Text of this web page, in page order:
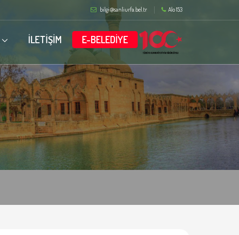
bilgi@sanliurfa.bel.tr Alo 153
İLETİŞİM E-BELEDİYE